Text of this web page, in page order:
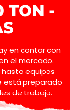
TON -
en contar con
el mercado.
equipos
está preparado
de trabajo.